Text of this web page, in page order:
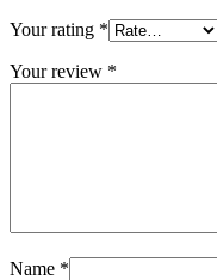
Your rating *
Your review *
Name *